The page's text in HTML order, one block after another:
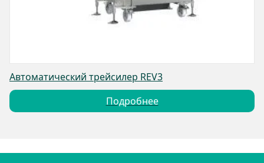
Автоматический трейсилер REV3
Подробнее